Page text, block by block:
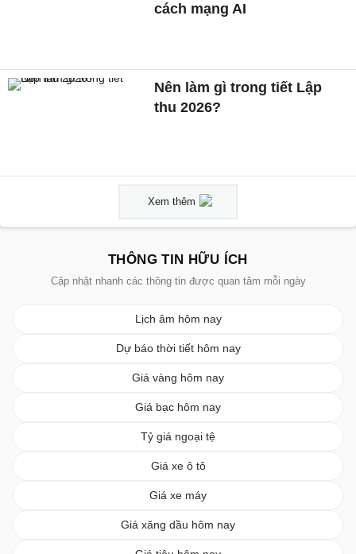
cách mạng AI
Nên làm gì trong tiết Lập
thu 2026?
Xem thêm
THÔNG TIN HỮU ÍCH
Cập nhật nhanh các thông tin được quan tâm mỗi ngày
Lịch âm hôm nay
Dự báo thời tiết hôm nay
Giá vàng hôm nay
Giá bạc hôm nay
Tỷ giá ngoại tệ
Giá xe ô tô
Giá xe máy
Giá xăng dầu hôm nay